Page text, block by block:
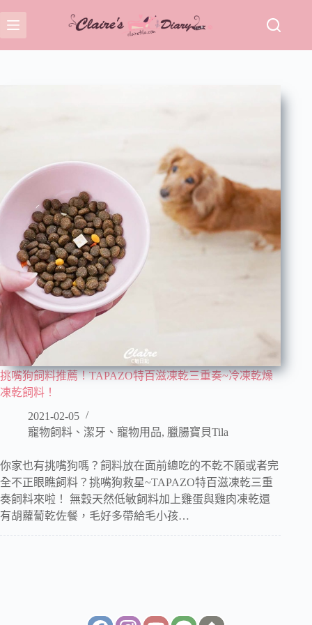
至
主
挑嘴狗飼料推薦！TAPAZO特百滋凍乾三重奏~冷凍乾燥
凍乾飼料！
2021-02-05
寵物飼料、潔牙、寵物用品, 臘腸寶貝Tila
你家也有挑嘴狗嗎？飼料放在面前總吃的不乾不願或者完
全不正眼瞧飼料？挑嘴狗救星~TAPAZO特百滋凍乾三重
奏飼料來啦！ 無穀天然低敏飼料加上雞蛋與雞肉凍乾還
有胡蘿蔔乾佐餐，毛好多帶給毛小孩…